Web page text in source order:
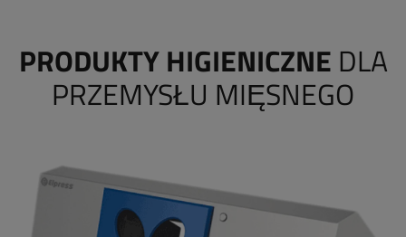
PRODUKTY HIGIENICZNE DLA
PRZEMYSŁU MIĘSNEGO